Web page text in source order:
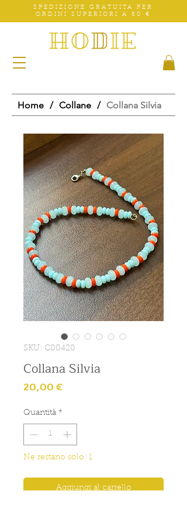
SPEDIZIONE GRATUITA PER
ORDINI SUPERIORI A 60 €
Home / Collane / Collana Silvia
SKU: C00420
Collana Silvia
20,00 €Prezzo
Quantità *
Ne restano solo: 1
Aggiungi al carrello